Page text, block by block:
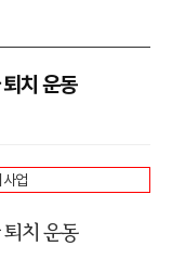
치 운동
업
치 운동